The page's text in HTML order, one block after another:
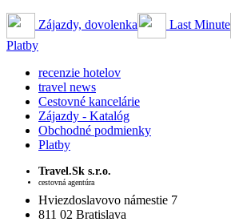
Zájazdy, dovolenka Last Minute
Platby
recenzie hotelov
travel news
Cestovné kancelárie
Zájazdy - Katalóg
Obchodné podmienky
Platby
Travel.Sk s.r.o.
cestovná agentúra
Hviezdoslavovo námestie 7
811 02 Bratislava